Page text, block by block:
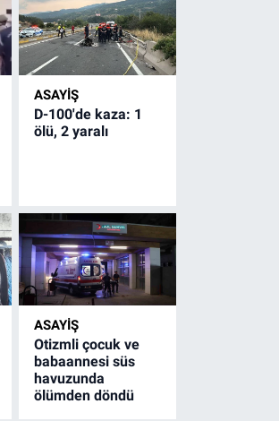
ASAYİŞ
D-100'de kaza: 1
ölü, 2 yaralı
ASAYİŞ
Otizmli çocuk ve
babaannesi süs
havuzunda
ölümden döndü